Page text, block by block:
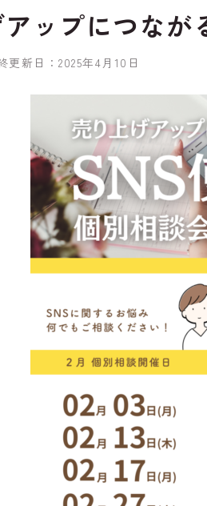
ップにつなが
更新日：2025年4月10日